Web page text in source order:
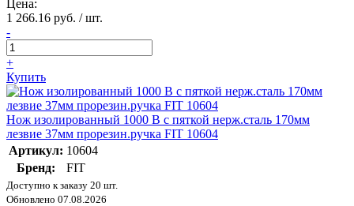
Цена:
1 266.16 руб. / шт.
-
+
Купить
Нож изолированный 1000 В с пяткой нерж.сталь 170мм
лезвие 37мм прорезин.ручка FIT 10604
Артикул: 10604
Бренд:
FIT
Доступно к заказу 20 шт.
Обновлено 07.08.2026